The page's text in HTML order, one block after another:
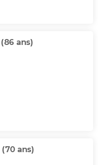
(86 ans)
(70 ans)